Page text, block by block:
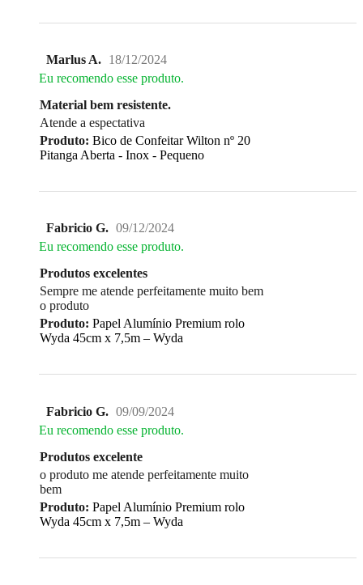
Marlus A. 18/12/2024
Eu recomendo esse produto.
Material bem resistente.
Atende a espectativa
Produto: Bico de Confeitar Wilton nº 20
Pitanga Aberta - Inox - Pequeno
Fabricio G. 09/12/2024
Eu recomendo esse produto.
Produtos excelentes
Sempre me atende perfeitamente muito bem
o produto
Produto: Papel Alumínio Premium rolo
Wyda 45cm x 7,5m – Wyda
Fabricio G. 09/09/2024
Eu recomendo esse produto.
Produtos excelente
o produto me atende perfeitamente muito
bem
Produto: Papel Alumínio Premium rolo
Wyda 45cm x 7,5m – Wyda